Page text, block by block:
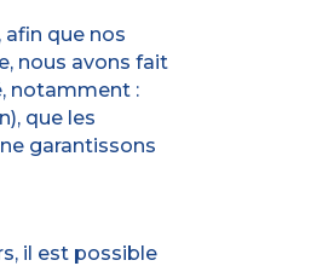
que nos
nous avons fait
notamment :
que les
garantissons
il est possible